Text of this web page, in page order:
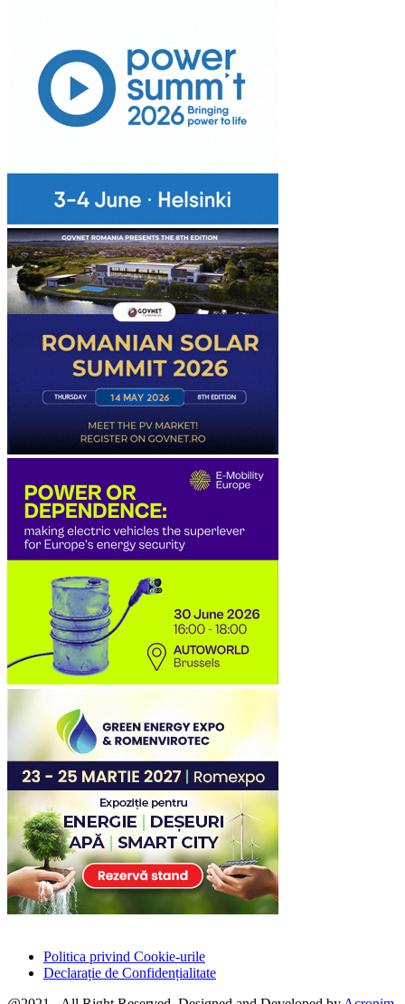
Politica privind Cookie-urile
Declarație de Confidențialitate